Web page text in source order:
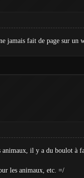
jamais fait de page sur
il y a du boulot à
les animaux, etc. =/